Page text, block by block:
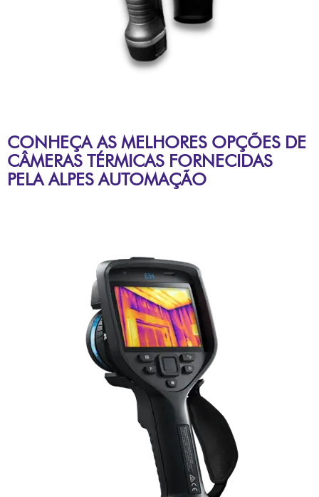
CONHEÇA AS MELHORES OPÇÕES DE
CÂMERAS TÉRMICAS FORNECIDAS
PELA ALPES AUTOMAÇÃO